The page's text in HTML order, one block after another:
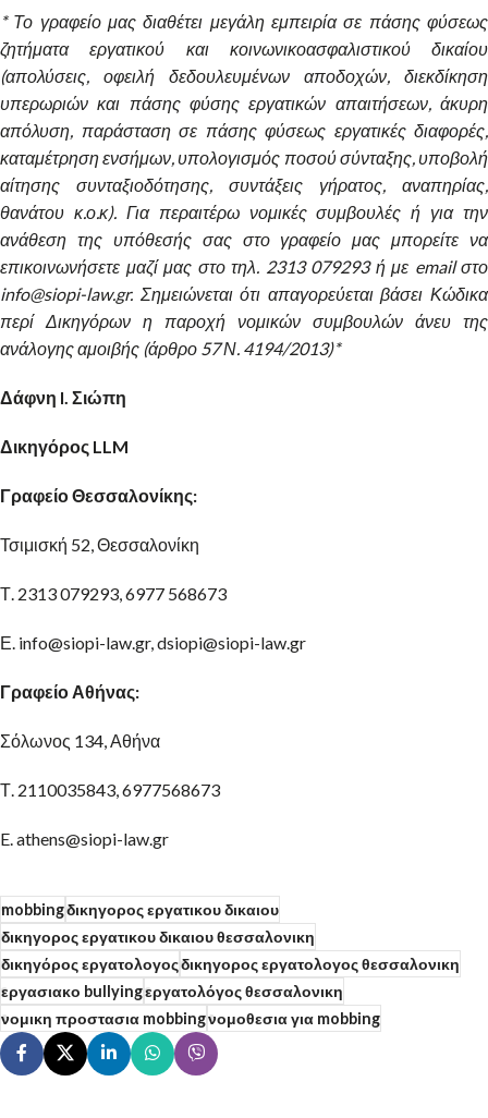
* Το γραφείο μας διαθέτει μεγάλη εμπειρία σε πάσης φύσεως
ζητήματα εργατικού και κοινωνικοασφαλιστικού δικαίου
(απολύσεις, οφειλή δεδουλευμένων αποδοχών, διεκδίκηση
υπερωριών και πάσης φύσης εργατικών απαιτήσεων, άκυρη
απόλυση, παράσταση σε πάσης φύσεως εργατικές διαφορές,
καταμέτρηση ενσήμων, υπολογισμός ποσού σύνταξης, υποβολή
αίτησης συνταξιοδότησης, συντάξεις γήρατος, αναπηρίας,
θανάτου κ.ο.κ). Για περαιτέρω νομικές συμβουλές ή για την
ανάθεση της υπόθεσής σας στο γραφείο μας μπορείτε να
επικοινωνήσετε μαζί μας στο τηλ. 2313 079293 ή με email στο
info@siopi-law.gr. Σημειώνεται ότι απαγορεύεται βάσει Κώδικα
περί Δικηγόρων η παροχή νομικών συμβουλών άνευ της
ανάλογης αμοιβής (άρθρο 57 Ν. 4194/2013)*
Δάφνη I. Σιώπη
Δικηγόρος LLM
Γραφείο Θεσσαλονίκης:
Τσιμισκή 52, Θεσσαλονίκη
Τ. 2313 079293, 6977 568673
Ε. info@siopi-law.gr, dsiopi@siopi-law.gr
Γραφείο Αθήνας:
Σόλωνος 134, Αθήνα
Τ. 2110035843, 6977568673
E. athens@siopi-law.gr
mobbingδικηγορος εργατικου δικαιου
δικηγορος εργατικου δικαιου θεσσαλονικη
δικηγόρος εργατολογοςδικηγορος εργατολογος θεσσαλονικη
εργασιακο bullyingεργατολόγος θεσσαλονικη
νομικη προστασια mobbingνομοθεσια για mobbing